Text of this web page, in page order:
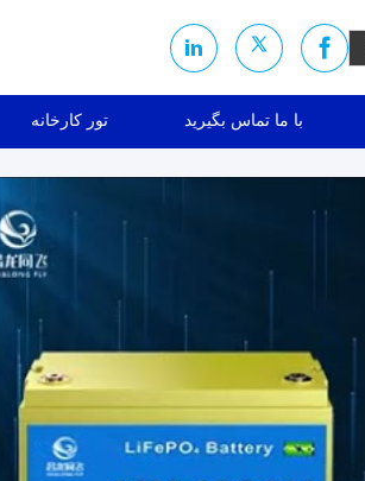
تور کارخانه با ما تماس بگیرید